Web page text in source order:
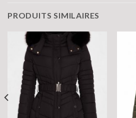
PRODUITS SIMILAIRES